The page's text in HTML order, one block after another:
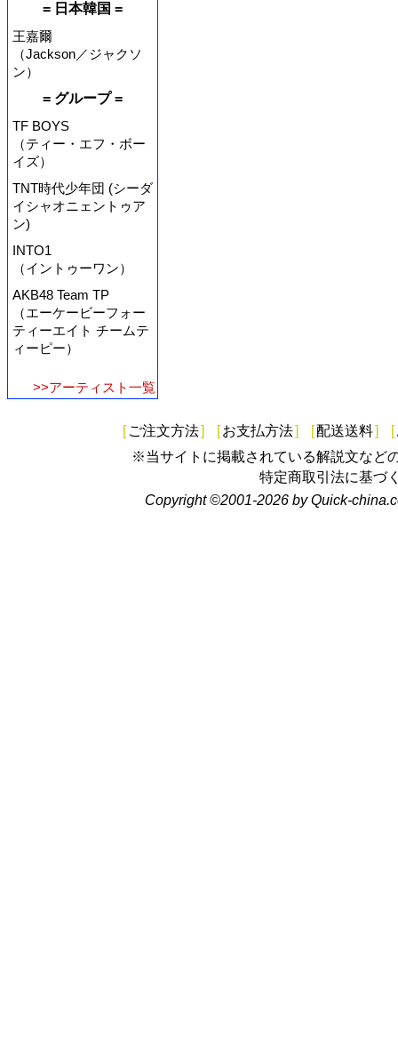
= 日本韓国 =
王嘉爾
（Jackson／ジャクソ
ン）
= グループ =
TF BOYS
（ティー・エフ・ボー
イズ）
TNT時代少年団 (シーダ
イシャオニェントゥア
ン)
INTO1
（イントゥーワン）
AKB48 Team TP
（エーケービーフォー
ティーエイト チームテ
ィーピー）
>>アーティスト一覧
[ ご注文方法] [お支払方法] [配送送料] [
※当サイトに掲載されている解説文など
特定商取引法に基づ
Copyright ©2001-2026 by Quick-